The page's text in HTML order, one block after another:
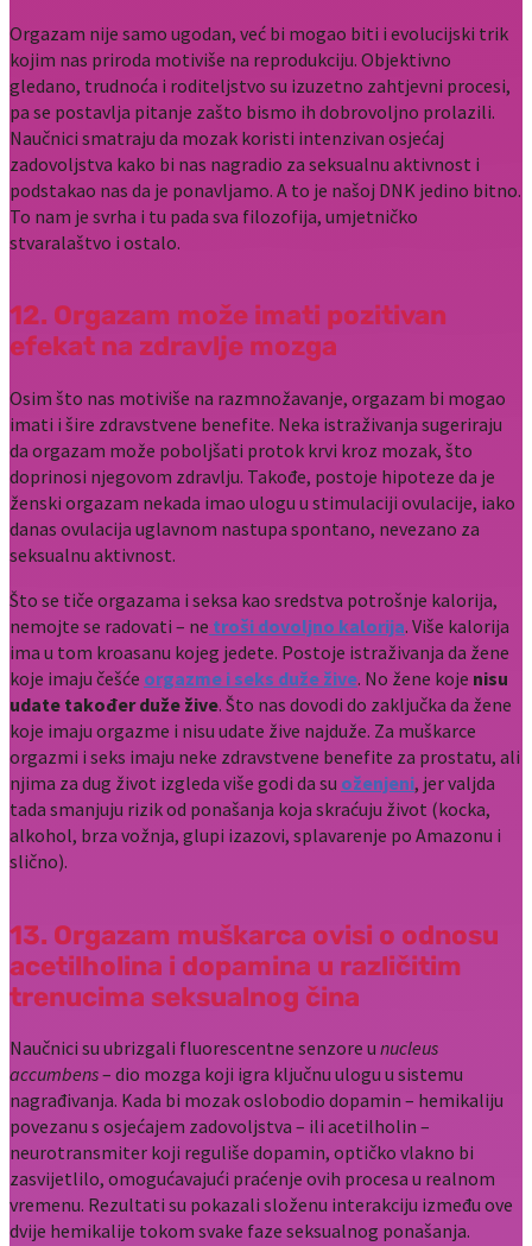
Orgazam nije samo ugodan, već bi mogao biti i evolucijski trik
kojim nas priroda motiviše na reprodukciju. Objektivno
gledano, trudnoća i roditeljstvo su izuzetno zahtjevni procesi,
pa se postavlja pitanje zašto bismo ih dobrovoljno prolazili.
Naučnici smatraju da mozak koristi intenzivan osjećaj
zadovoljstva kako bi nas nagradio za seksualnu aktivnost i
podstakao nas da je ponavljamo. A to je našoj DNK jedino bitno.
To nam je svrha i tu pada sva filozofija, umjetničko
stvaralaštvo i ostalo.
12. Orgazam može imati pozitivan
efekat na zdravlje mozga
Osim što nas motiviše na razmnožavanje, orgazam bi mogao
imati i šire zdravstvene benefite. Neka istraživanja sugeriraju
da orgazam može poboljšati protok krvi kroz mozak, što
doprinosi njegovom zdravlju. Takođe, postoje hipoteze da je
ženski orgazam nekada imao ulogu u stimulaciji ovulacije, iako
danas ovulacija uglavnom nastupa spontano, nevezano za
seksualnu aktivnost.
Što se tiče orgazama i seksa kao sredstva potrošnje kalorija,
nemojte se radovati – ne troši dovoljno kalorija. Više kalorija
ima u tom kroasanu kojeg jedete. Postoje istraživanja da žene
koje imaju češće orgazme i seks duže žive. No žene koje nisu
udate također duže žive. Što nas dovodi do zaključka da žene
koje imaju orgazme i nisu udate žive najduže. Za muškarce
orgazmi i seks imaju neke zdravstvene benefite za prostatu, ali
njima za dug život izgleda više godi da su oženjeni, jer valjda
tada smanjuju rizik od ponašanja koja skraćuju život (kocka,
alkohol, brza vožnja, glupi izazovi, splavarenje po Amazonu i
slično).
13. Orgazam muškarca ovisi o odnosu
acetilholina i dopamina u različitim
trenucima seksualnog čina
Naučnici su ubrizgali fluorescentne senzore u nucleus
accumbens– dio mozga koji igra ključnu ulogu u sistemu
nagrađivanja. Kada bi mozak oslobodio dopamin – hemikaliju
povezanu s osjećajem zadovoljstva – ili acetilholin –
neurotransmiter koji reguliše dopamin, optičko vlakno bi
zasvijetlilo, omogućavajući praćenje ovih procesa u realnom
vremenu. Rezultati su pokazali složenu interakciju između ove
dvije hemikalije tokom svake faze seksualnog ponašanja.